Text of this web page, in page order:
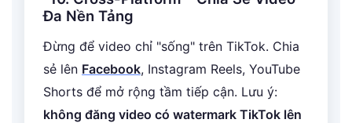
Đa Nền Tảng
Đừng để video chỉ "sống" trên TikTok. Chia
sẻ lên Facebook, Instagram Reels, YouTube
Shorts để mở rộng tầm tiếp cận. Lưu ý:
không đăng video có watermark TikTok lên